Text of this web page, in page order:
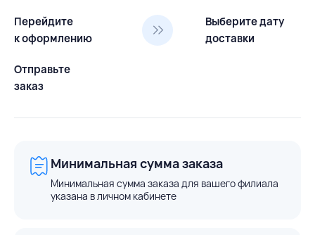
Перейдите
к оформлению
Выберите дату
доставки
Отправьте
заказ
Минимальная сумма заказа
Минимальная сумма заказа для вашего филиала
указана в личном кабинете